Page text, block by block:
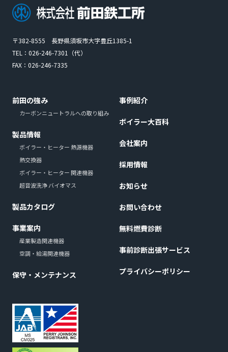
〒382-8555 長野県須坂市大字豊丘1385-1
TEL： 026-246-7301
（代）
FAX：026-246-7335
前田の強み
カーボンニュートラルへの取り組み
製品情報
ボイラー・ヒーター 熱源機器
熱交換器
ボイラー・ヒーター 関連機器
超音波洗浄 バイオマス
製品カタログ
事業案内
産業製造関連機器
空調・給湯関連機器
保守・メンテナンス
事例紹介
ボイラー大百科
会社案内
採用情報
お知らせ
お問い合わせ
無料燃費診断
事前診断出張サービス
プライバシーポリシー